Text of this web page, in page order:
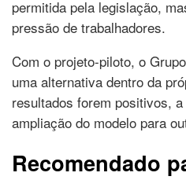
permitida pela legislação,
pressão de trabalhadores.
Com o projeto-piloto, o
uma alternativa dentro da
resultados forem positivos,
ampliação do modelo para
Recomendado